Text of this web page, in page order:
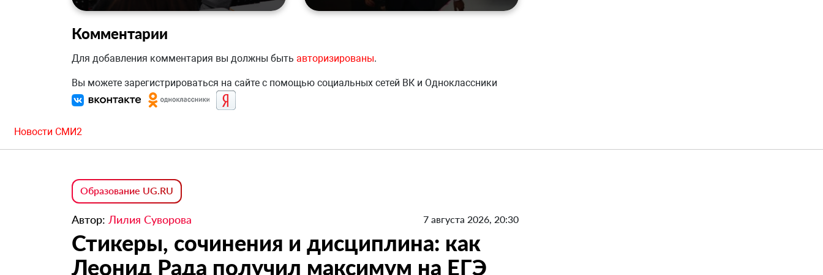
Комментарии
Для добавления комментария вы должны быть авторизированы.
Вы можете зарегистрироваться на сайте с помощью социальных сетей ВК и Одноклассники
Новости СМИ2
Образование UG.RU
Автор: Лилия Суворова 7 августа 2026, 20:30
Стикеры, сочинения и дисциплина: как
Леонид Рада получил максимум на ЕГЭ